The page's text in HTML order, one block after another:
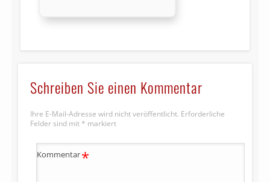
Schreiben Sie einen Kommentar
Ihre E-Mail-Adresse wird nicht veröffentlicht. Erforderliche
Felder sind mit * markiert
Kommentar*